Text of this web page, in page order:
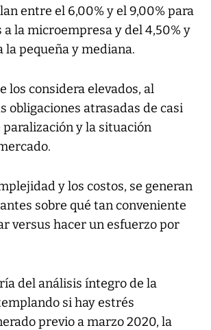
entre el 6,00% y el 9,00% para
a la microempresa y del 4,50% y
la pequeña y mediana.
los considera elevados, al
obligaciones atrasadas de casi
paralización y la situación
y los costos, se generan
sobre qué tan conveniente
versus hacer un esfuerzo por
del análisis íntegro de la
si hay estrés
previo a marzo 2020, la